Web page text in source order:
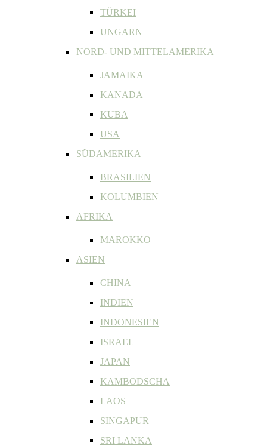
TÜRKEI
UNGARN
NORD- UND MITTELAMERIKA
JAMAIKA
KANADA
KUBA
USA
SÜDAMERIKA
BRASILIEN
KOLUMBIEN
AFRIKA
MAROKKO
ASIEN
CHINA
INDIEN
INDONESIEN
ISRAEL
JAPAN
KAMBODSCHA
LAOS
SINGAPUR
SRI LANKA